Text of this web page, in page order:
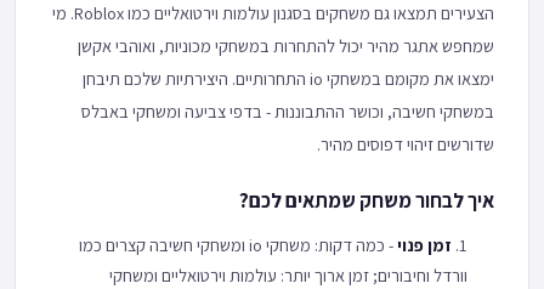
הצעירים תמצאו גם משחקים בסגנון עולמות וירטואליים כמו Roblox. מי
שמחפש אתגר מהיר יכול להתחרות במשחקי מכוניות, ואוהבי אקשן
ימצאו את מקומם במשחקי io התחרותיים. היצירתיות שלכם תיבחן
במשחקי חשיבה, וכושר ההתבוננות - בדפי צביעה ומשחקי באבלס
שדורשים זיהוי דפוסים מהיר.
איך לבחור משחק שמתאים לכם?
זמן פנוי
- כמה דקות: משחקי io ומשחקי חשיבה קצרים כמו
וורדל וחיבורים; זמן ארוך יותר: עולמות וירטואליים ומשחקי